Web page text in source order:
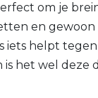
om je
en gewoon
iets helpt
het wel deze